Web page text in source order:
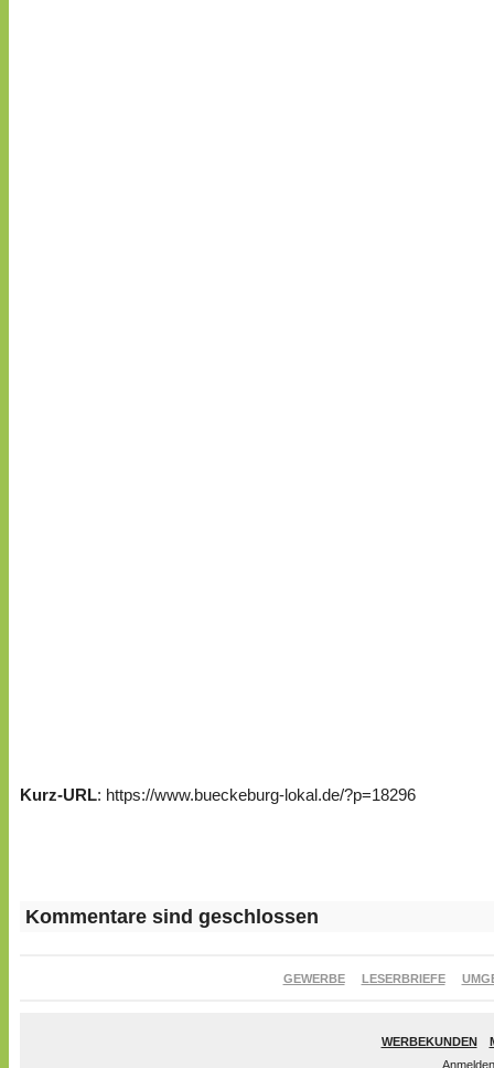
Kurz-URL: https://www.bueckeburg-lokal.de/?p=18296
Kommentare sind geschlossen
GEWERBE LESERBRIEFE
WERBEKUNDEN
Anmelden